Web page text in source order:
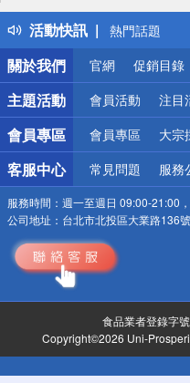
活動快訊
熱門話題
銀行優惠
偏遠地區配送
詐騙網頁！
關於我們
官網 促銷目錄
主題活動 會員活動 注目
會員專區 會員專區 大宗
客服中心 常見問題 服務
服務時間： 週一至週日 09:00-21:00
公司地址： 台北市北投區大業路136
食品業者登錄字
Copyright©2026 Uni-